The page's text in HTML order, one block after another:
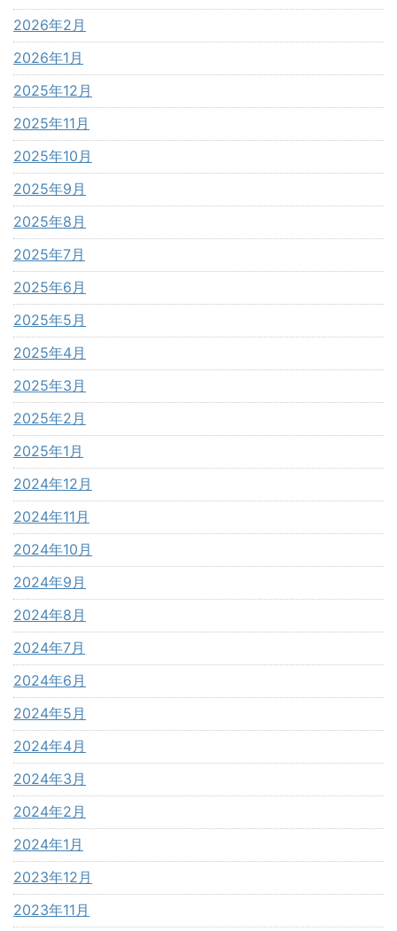
2026年2月
2026年1月
2025年12月
2025年11月
2025年10月
2025年9月
2025年8月
2025年7月
2025年6月
2025年5月
2025年4月
2025年3月
2025年2月
2025年1月
2024年12月
2024年11月
2024年10月
2024年9月
2024年8月
2024年7月
2024年6月
2024年5月
2024年4月
2024年3月
2024年2月
2024年1月
2023年12月
2023年11月